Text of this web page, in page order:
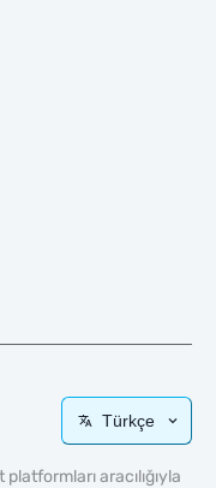
Türkçe
aracılığıyla